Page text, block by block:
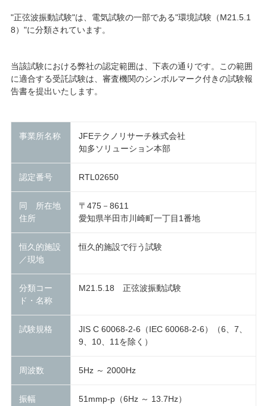
"正弦波振動試験"は、電気試験の一部である"環境試験（M21.5.1
8）"に分類されています。
当該試験における弊社の認定範囲は、下表の通りです。この範囲
に適合する受託試験は、審査機関のシンボルマーク付きの試験報
告書を提出いたします。
事業所名称
JFEテクノリサーチ株式会社
知多ソリューション本部
認定番号 RTL02650
同 所在地
住所
〒475－8611
愛知県半田市川崎町一丁目1番地
恒久的施設
／現地
恒久的施設で行う試験
分類コー
ド・名称
M21.5.18 正弦波振動試験
試験規格
JIS C 60068-2-6（IEC 60068-2-6）（6、7、
9、10、11を除く）
周波数 5Hz ～ 2000Hz
振幅 51mmp-p（6Hz ～ 13.7Hz）